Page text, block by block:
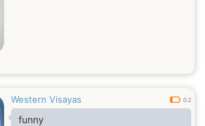
Western Visayas 0.2
funny